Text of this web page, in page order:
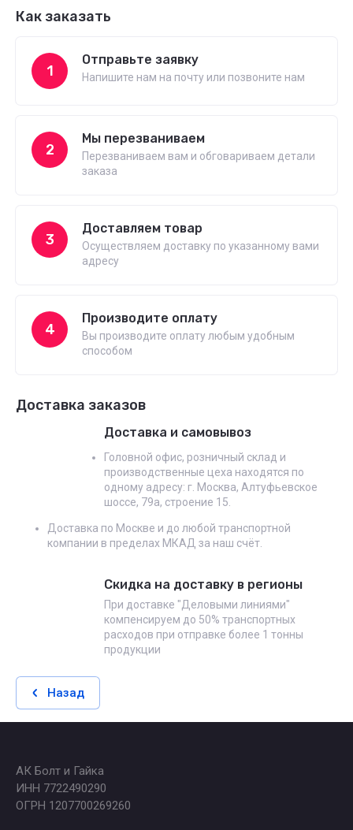
Как заказать
1
Отправьте заявку
Напишите нам на почту или позвоните нам
2
Мы перезваниваем
Перезваниваем вам и обговариваем детали
заказа
3
Доставляем товар
Осуществляем доставку по указанному вами
адресу
4
Производите оплату
Вы производите оплату любым удобным
способом
Доставка заказов
Доставка и самовывоз
Головной офис, розничный склад и
производственные цеха находятся по
одному адресу: г. Москва, Алтуфьевское
шоссе, 79а, строение 15.
Доставка по Москве и до любой транспортной
компании в пределах МКАД за наш счёт.
Скидка на доставку в регионы
При доставке "Деловыми линиями"
компенсируем до 50% транспортных
расходов при отправке более 1 тонны
продукции
Назад
АК Болт и Гайка
ИНН 7722490290
ОГРН 1207700269260